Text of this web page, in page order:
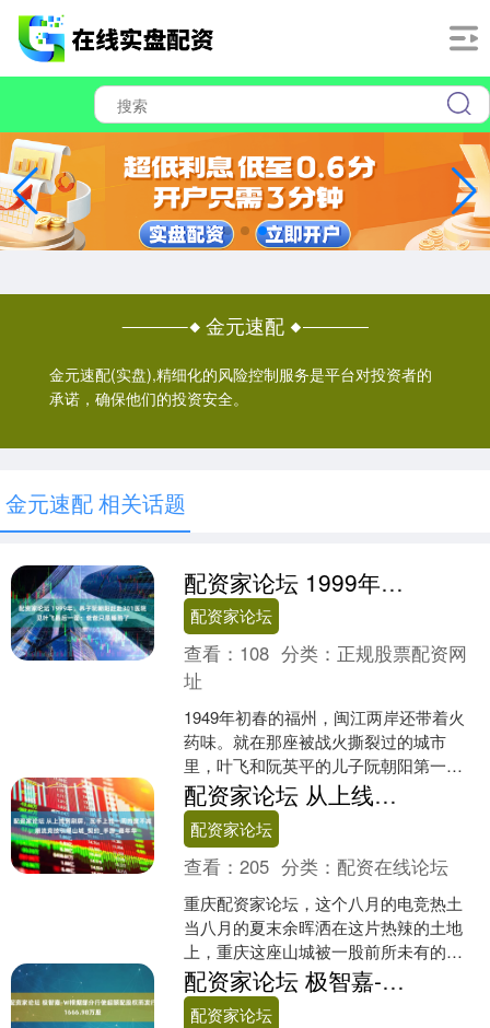
金元速配
金元速配(实盘),精细化的风险控制服务是平台对投资者的
承诺，确保他们的投资安全。
金元速配 相关话题
配资家论坛 1999年，养子阮朝阳赶赴301医院见叶飞最后一面：爸爸只是睡熟了
配资家论坛
查看： 108 分类： 正规股票配资网
址
1949年初春的福州，闽江两岸还带着火
药味。就在那座被战火撕裂过的城市
里，叶飞和阮英平的儿子阮朝阳第一次
见面。那天，14岁的少年站在军区大院
门口，怯生生地抬头，....
配资家论坛 从上线到刷屏，瓦手上线一周热度不减，潮流竞技引爆山城_契约_手游_嘉年华
配资家论坛
查看：205 分类：配资在线论坛
重庆配资家论坛，这个八月的电竞热土
当八月的夏末余晖洒在这片热辣的土地
上，重庆这座山城被一股前所未有的电
竞热浪席卷。20日至24日，《无畏契
约》嘉年华在这座城市....
配资家论坛 极智嘉-W根据部分行使超额配股权而发行1666.98万股
配资家论坛